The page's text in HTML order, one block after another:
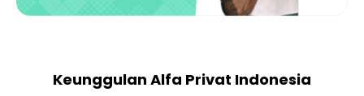
Keunggulan Alfa Privat Indonesia